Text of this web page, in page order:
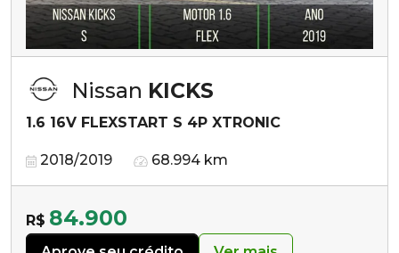
Nissan KICKS
1.6 16V FLEXSTART S 4P XTRONIC
2018/2019 68.994 km
R$ 84.900